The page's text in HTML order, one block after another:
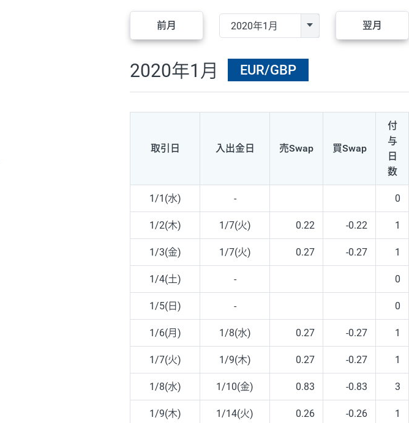
前月 翌月
2020年1月 EUR/GBP
取引日 入出金日 売Swap 買Swap
付
与
日
数
1/1(水) - 0
1/2(木) 1/7(火) 0.22 -0.22 1
1/3(金) 1/7(火) 0.27 -0.27 1
1/4(土) - 0
1/5(日) - 0
1/6(月) 1/8(水) 0.27 -0.27 1
1/7(火) 1/9(木) 0.27 -0.27 1
1/8(水) 1/10(金) 0.83 -0.83 3
1/9(木) 1/14(火) 0.26 -0.26 1